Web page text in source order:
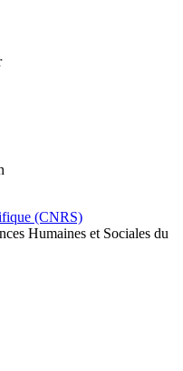
Humaines et Sociales du